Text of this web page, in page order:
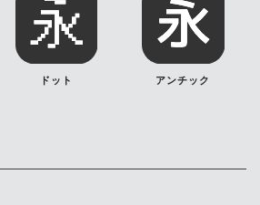
ドット アンチック